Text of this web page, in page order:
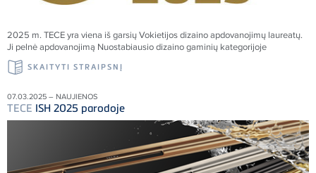
2025 m. TECEyra viena iš garsių Vokietijos dizaino apdovanojimų laureatų.
Ji pelnė apdovanojimą Nuostabiausio dizaino gaminių kategorijoje
SKAITYTI STRAIPSNĮ
07.03.2025 – NAUJIENOS
TECE ISH 2025 parodoje